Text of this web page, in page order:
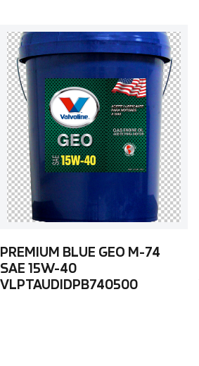
PREMIUM BLUE GEO M-74
SAE 15W-40
VLPTAUDIDPB740500